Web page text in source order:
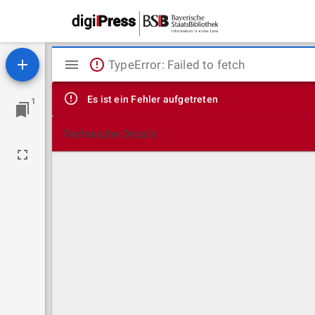
1
Mirador
Viewer
TypeError: Failed to fetch
Es ist ein Fehler aufgetreten
Technische Details